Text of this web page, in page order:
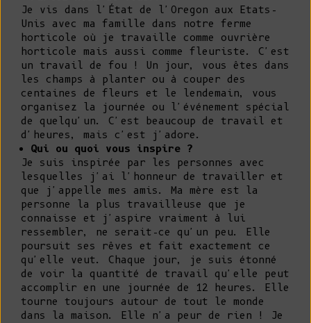
Je vis dans l'État de l'Oregon aux Etats-
Unis avec ma famille dans notre ferme
horticole où je travaille comme ouvrière
horticole mais aussi comme fleuriste. C'est
un travail de fou ! Un jour, vous êtes dans
les champs à planter ou à couper des
centaines de fleurs et le lendemain, vous
organisez la journée ou l'événement spécial
de quelqu'un. C'est beaucoup de travail et
d'heures, mais c'est j'adore.
Qui ou quoi vous inspire ?
Je suis inspirée par les personnes avec
lesquelles j'ai l'honneur de travailler et
que j'appelle mes amis. Ma mère est la
personne la plus travailleuse que je
connaisse et j'aspire vraiment à lui
ressembler, ne serait-ce qu'un peu. Elle
poursuit ses rêves et fait exactement ce
qu'elle veut. Chaque jour, je suis étonné
de voir la quantité de travail qu'elle peut
accomplir en une journée de 12 heures. Elle
tourne toujours autour de tout le monde
dans la maison. Elle n'a peur de rien ! Je